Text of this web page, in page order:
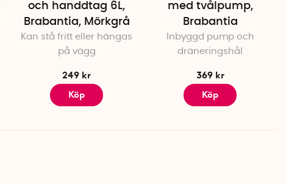
och handdtag 6L,
Brabantia, Mörkgrå
Kan stå fritt eller hängas
på vägg
249 kr
Köp
med tvålpump,
Brabantia
Inbyggd pump och
dräneringshål
369 kr
Köp